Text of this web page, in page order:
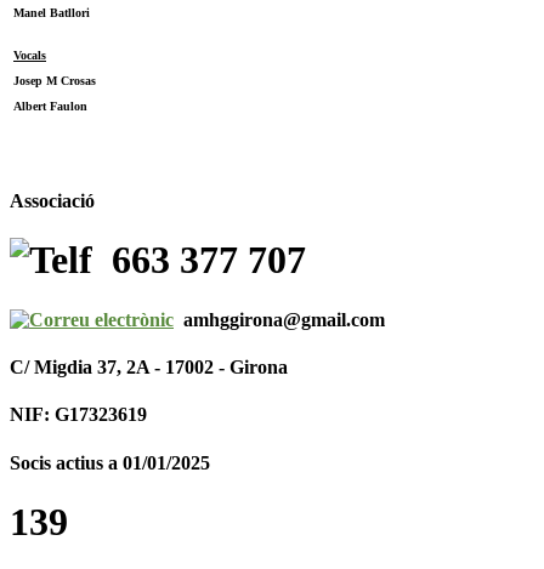
Manel Batllori
Vocals
Josep M Crosas
Albert Faulon
Associació
663 377 707
amhggirona@gmail.com
C/ Migdia 37, 2A - 17002 - Girona
NIF: G17323619
Socis actius a 01/01/2025
139